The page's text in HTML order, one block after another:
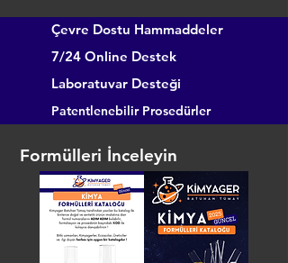
Çevre Dostu Hammaddeler
7/24 Online Destek
Laboratuvar Desteği
Patentlenebilir Prosedürler
Formülleri İnceleyin